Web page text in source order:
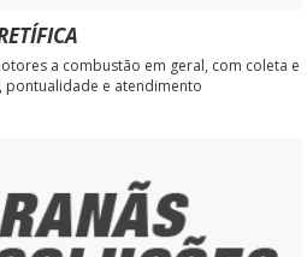
a combustão em geral, com coleta e
pontualidade e atendimento